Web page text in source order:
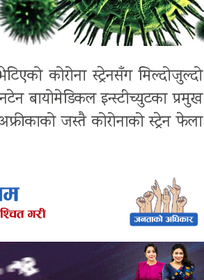
कोरोना स्ट्रेनसँग मिल्दोजुल्दो
बायोमेडिकल इन्स्टीच्युटका प्रमुख
जस्तै कोरोनाको स्ट्रेन फेला